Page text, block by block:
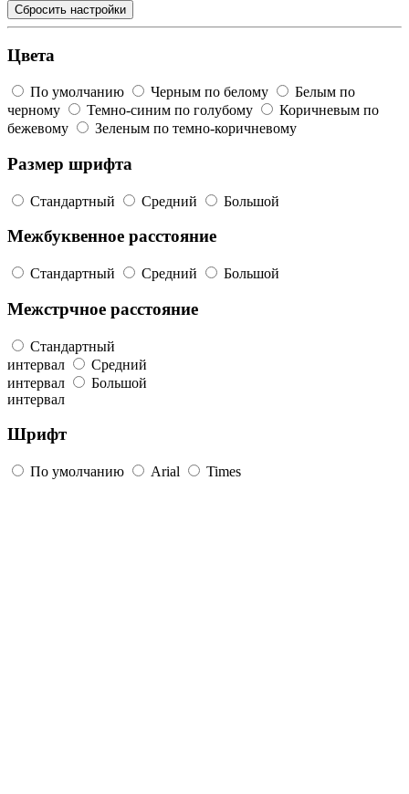
Сбросить настройки
Цвета
По умолчанию Черным по белому
Белым по
черному
Темно-синим по голубому
Коричневым по
бежевому
Зеленым по темно-коричневому
Размер шрифта
Стандартный Средний Большой
Межбуквенное расстояние
Стандартный Средний Большой
Межстрчное расстояние
Стандартный
интервал
Средний
интервал
Большой
интервал
Шрифт
По умолчанию Arial Times